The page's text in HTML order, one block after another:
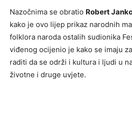
Nazočnima se obratio Robert
kako je ovo lijep prikaz narodnih
folklora naroda ostalih sudionika
viđenog ocijenio je kako se imaju
raditi da se održi i kultura i ljudi u
životne i druge uvjete.